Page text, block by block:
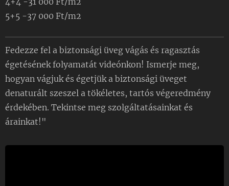
5+5 -37 000 Ft/m2
Fedezze fel a biztonsági üveg vágás és ragasztás
égetésének folyamatát videónkon! Ismerje meg,
hogyan vágjuk és égetjük a biztonsági üveget
denaturált szeszel a tökéletes, tartós végeredmény
érdekében. Tekintse meg szolgáltatásainkat és
árainkat!"